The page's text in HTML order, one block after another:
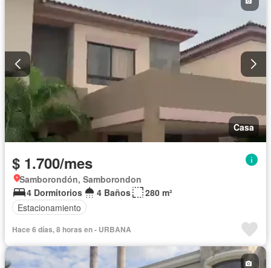
Casa
$ 1.700/mes
Samborondón, Samborondon
4 Dormitorios
4 Baños
280 m²
Estacionamiento
Hace 6 días, 8 horas en - URBANA